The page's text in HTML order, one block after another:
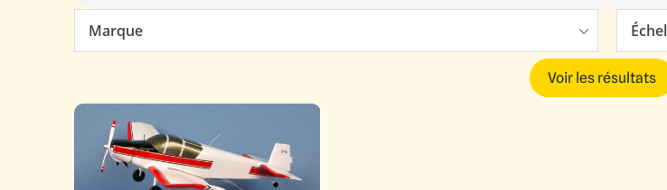
Marque
Voir les résultats